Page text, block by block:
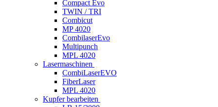
Compact Evo
TWIN / TRI
Combicut
MP 4020
CombilaserEvo
Multipunch
MPL 4020
Lasermaschinen
CombiLaserEVO
FiberLaser
MPL 4020
Kupfer bearbeiten